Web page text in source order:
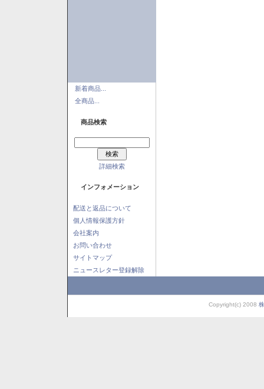
新着商品...
全商品...
商品検索
詳細検索
インフォメーション
配送と返品について
個人情報保護方針
会社案内
お問い合わせ
サイトマップ
ニュースレター登録解除
Copyright(c) 2008